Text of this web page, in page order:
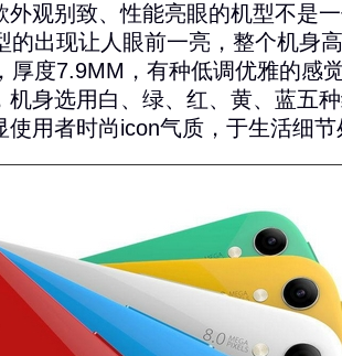
外观别致、性能亮眼的机型不是
的出现让人眼前一亮，整个机身
厚度7.9MM，有种低调优雅的感
机身选用白、绿、红、黄、蓝五
使用者时尚icon气质，于生活细